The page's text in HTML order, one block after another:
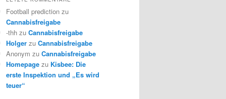
Football prediction zu
Cannabisfreigabe
-thh zu Cannabisfreigabe
Holger zu Cannabisfreigabe
Anonym zu Cannabisfreigabe
Homepage zu Kisbee: Die
erste Inspektion und „Es wird
teuer“